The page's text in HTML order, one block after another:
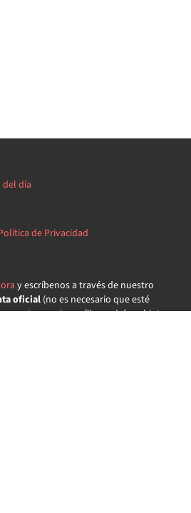
del día
de Privacidad
y escríbenos a través de nuestro
oficial(no es necesario que esté
a tu propio perfil y podrás subir tus